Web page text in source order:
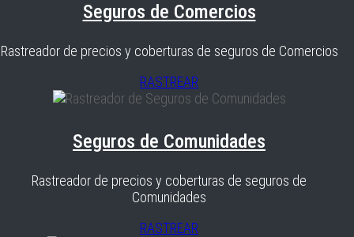
Seguros de Comercios
Rastreador de precios y coberturas de seguros de Comercios
RASTREAR
Seguros de Comunidades
Rastreador de precios y coberturas de seguros de
Comunidades
RASTREAR